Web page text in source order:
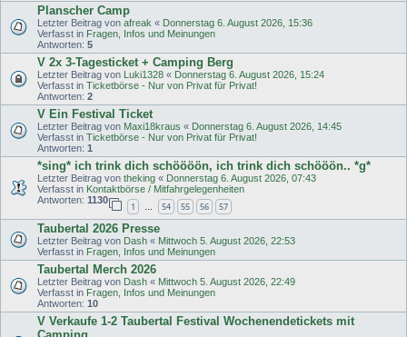
Planscher Camp
Letzter Beitrag von afreak « Donnerstag 6. August 2026, 15:36
Verfasst in Fragen, Infos und Meinungen
Antworten: 5
V 2x 3-Tagesticket + Camping Berg
Letzter Beitrag von Luki1328 « Donnerstag 6. August 2026, 15:24
Verfasst in Ticketbörse - Nur von Privat für Privat!
Antworten: 2
V Ein Festival Ticket
Letzter Beitrag von Maxi18kraus « Donnerstag 6. August 2026, 14:45
Verfasst in Ticketbörse - Nur von Privat für Privat!
Antworten: 1
*sing* ich trink dich schöööön, ich trink dich schööön.. *g*
Letzter Beitrag von theking « Donnerstag 6. August 2026, 07:43
Verfasst in Kontaktbörse / Mitfahrgelegenheiten
Antworten: 1130
1 … 54 55 56 57
Taubertal 2026 Presse
Letzter Beitrag von Dash « Mittwoch 5. August 2026, 22:53
Verfasst in Fragen, Infos und Meinungen
Taubertal Merch 2026
Letzter Beitrag von Dash « Mittwoch 5. August 2026, 22:49
Verfasst in Fragen, Infos und Meinungen
Antworten: 10
V Verkaufe 1-2 Taubertal Festival Wochenendetickets mit